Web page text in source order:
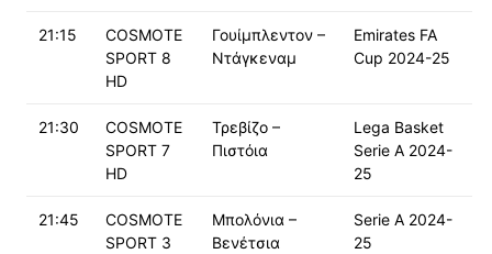
21:15
COSMOTE
SPORT 8
HD
Γουίμπλεντον –
Ντάγκεναμ
Emirates FA
Cup 2024-25
21:30
COSMOTE
SPORT 7
HD
Τρεβίζο –
Πιστόια
Lega Basket
Serie A 2024-
25
21:45
COSMOTE
SPORT 3
Μπολόνια –
Βενέτσια
Serie A 2024-
25